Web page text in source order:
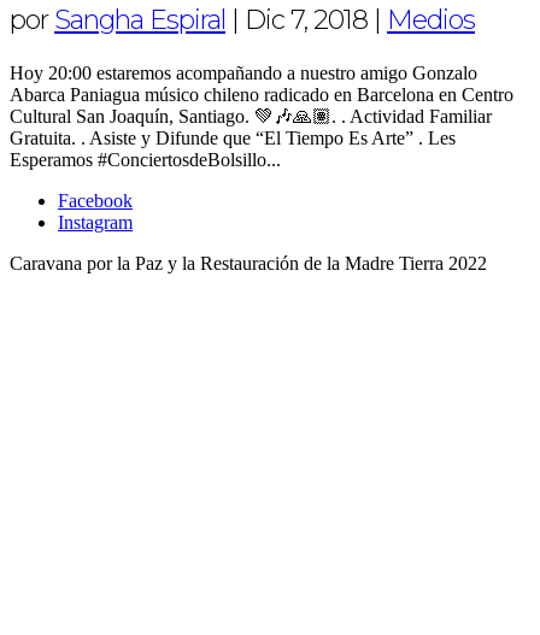
porSangha Espiral | Dic 7, 2018 | Medios
Hoy 20:00 estaremos acompañando a nuestro amigo Gonzalo
Abarca Paniagua músico chileno radicado en Barcelona en Centro
Cultural San Joaquín, Santiago. 💚🎶🙏🏽. . Actividad Familiar
Gratuita. . Asiste y Difunde que “El Tiempo Es Arte” . Les
Esperamos #ConciertosdeBolsillo...
Facebook
Instagram
Caravana por la Paz y la Restauración de la Madre Tierra 2022